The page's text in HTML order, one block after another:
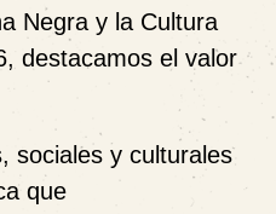
Negra y la Cultura
destacamos el valor
sociales y culturales
que